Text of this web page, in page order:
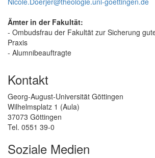
Ämter in der Fakultät:
- Ombudsfrau der Fakultät zur Sicherung
Praxis
- Alumnibeauftragte
Kontakt
Georg-August-Universität Göttingen
Wilhelmsplatz 1 (Aula)
37073 Göttingen
Tel. 0551 39-0
Soziale Medien